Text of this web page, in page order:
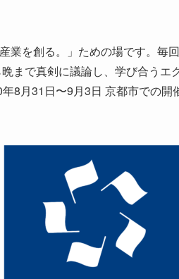
業を創る。」ための場です。毎
まで真剣に議論し、学び合うエ
8月31日〜9月3日 京都市での